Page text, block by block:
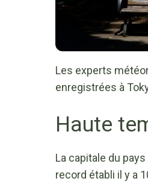
Les experts
enregistrées à
Haute
La capitale du
record établi il y a